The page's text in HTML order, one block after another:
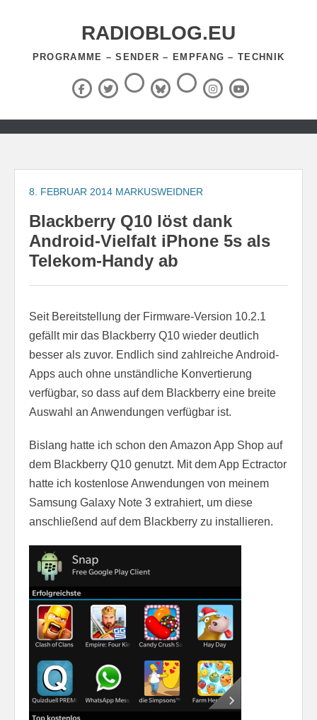
RADIOBLOG.EU
PROGRAMME – SENDER – EMPFANG – TECHNIK
Facebook
X
(Twitter)
ThreadsBlueSky
RSS-
Feed InstagramYouTube
Zum
springen
8. FEBRUAR 2014 MARKUSWEIDNER
Blackberry Q10 löst dank
Android-Vielfalt iPhone 5s als
Telekom-Handy ab
Seit Bereitstellung der Firmware-Version 10.2.1
gefällt mir das Blackberry Q10 wieder deutlich
besser als zuvor. Endlich sind zahlreiche Android-
Apps auch ohne unständliche Konvertierung
verfügbar, so dass auf dem Blackberry eine breite
Auswahl an Anwendungen verfügbar ist.
Bislang hatte ich schon den Amazon App Shop auf
dem Blackberry Q10 genutzt. Mit dem App Ectractor
hatte ich kostenlose Anwendungen von meinem
Samsung Galaxy Note 3 extrahiert, um diese
anschließend auf dem Blackberry zu installieren.